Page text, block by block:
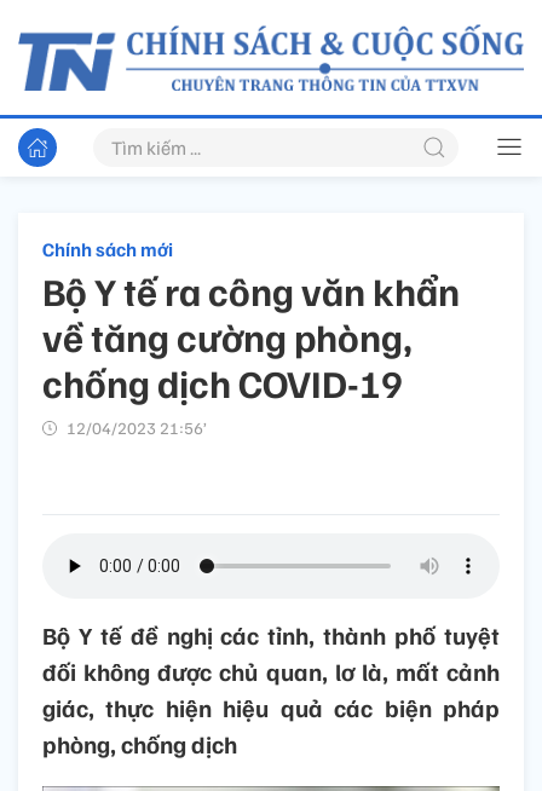
Chính sách mới
Bộ Y tế ra công văn khẩn
về tăng cường phòng,
chống dịch COVID-19
12/04/2023 21:56’
Bộ Y tế đề nghị các tỉnh, thành phố tuyệt
đối không được chủ quan, lơ là, mất cảnh
giác, thực hiện hiệu quả các biện pháp
phòng, chống dịch